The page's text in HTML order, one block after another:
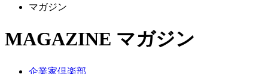
マガジン
MAGAZINE マガジン
企業家倶楽部